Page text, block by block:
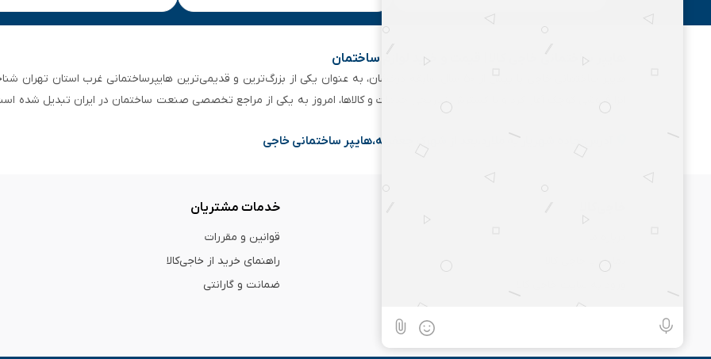
هایپر ساختمانی خاجی‌ کالا | قیمت و خرید لوازم ساختمان
هایپر ساختمانی خاجی‌ با بیش از ۵۰ سال سابقه‌ درخشان، به عنوان یکی از بزرگ‌ترین و قدیمی‌ترین هایپرساختمانی‌ غرب
ابزارفروشی کوچک آغاز کرد و با گسترش تدریجی خدمات و کالاها، امروز به یکی از مراجع تخصصی صنعت ساختمان در ایران تبدیل شده
آدرس:جاده شهریار به ملارد،بعد از شهرک جعفریه،هایپر ساختمانی خاجی
تماس با خاجی کالا
خدمات مشتریان
قوانین و مقررات
راهنمای خرید از خاجی‌کالا
ضمانت و گارانتی